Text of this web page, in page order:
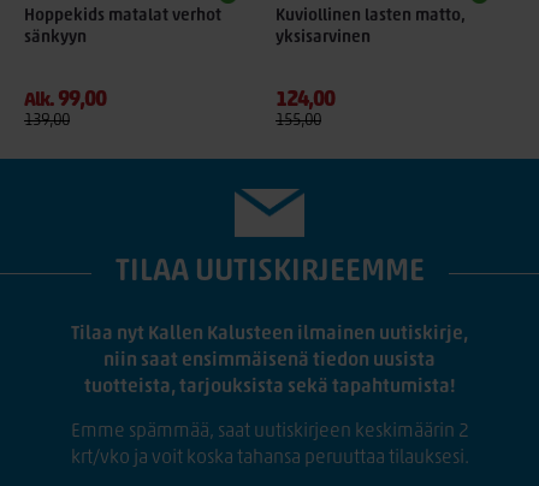
Hoppekids matalat verhot
sänkyyn
Alk. 99,00
139,00
Kuviollinen lasten matto,
yksisarvinen
124,00
155,00
TILAA UUTISKIRJEEMME
Tilaa nyt Kallen Kalusteen ilmainen uutiskirje,
niin saat ensimmäisenä tiedon uusista
tuotteista, tarjouksista sekä tapahtumista!
Emme spämmää, saat uutiskirjeen keskimäärin 2
krt/vko ja voit koska tahansa peruuttaa tilauksesi.